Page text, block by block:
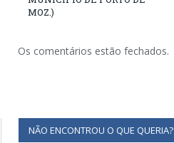
MOZ.)
Os comentários estão fechados.
NÃO ENCONTROU O QUE QUERIA?